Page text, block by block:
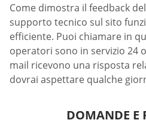
Come dimostra il feedback
supporto tecnico sul sito
efficiente. Puoi chiamare in
operatori sono in servizio 24
mail ricevono una risposta
dovrai aspettare qualche
DOMANDE E